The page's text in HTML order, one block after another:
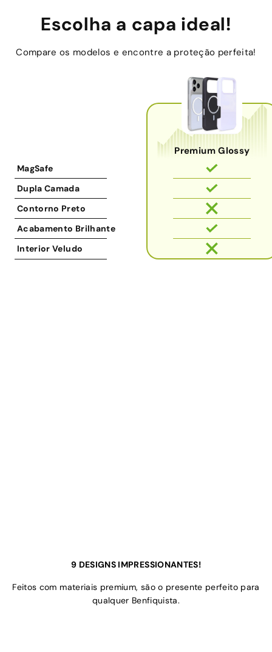
Escolha a capa ideal!
Compare os modelos e encontre a proteção perfeita!
Premium Glossy
MagSafe
Dupla Camada
Contorno Preto
Acabamento Brilhante
Interior Veludo
9 DESIGNS IMPRESSIONANTES!
Feitos com materiais premium, são o presente perfeito para
qualquer Benfiquista.